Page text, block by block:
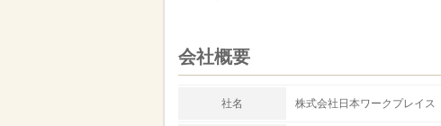
会社概要
社名 株式会社日本ワークプレイス